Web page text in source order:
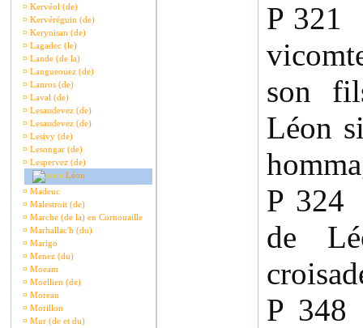
¤ Kervéol (de)
¤ Kervéréguin (de)
¤ Kerynisan (de)
¤ Lagadec (le)
¤ Lande (de la)
¤ Langueouez (de)
¤ Lanros (de)
¤ Laval (de)
¤ Lesaudevez (de)
¤ Lesaudevez (de)
¤ Lesivy (de)
¤ Lesongar (de)
¤ Lespervez (de)
Léon
¤ Madeuc
¤ Malestroit (de)
¤ Marche (de la) en Cornouaille
¤ Marhallac'h (du)
¤ Marigo
¤ Menez (du)
¤ Moeam
¤ Moellien (de)
¤ Moreau
¤ Morillon
¤ Mur (de et du)
P 321
son
Léon
P
de
P